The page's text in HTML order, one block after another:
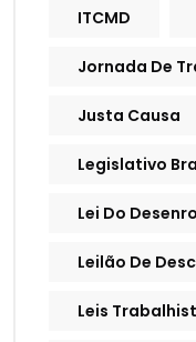
ITCMD
Jornada De
Justa Causa
Legislativo
Lei Do
Leilão De
Leis